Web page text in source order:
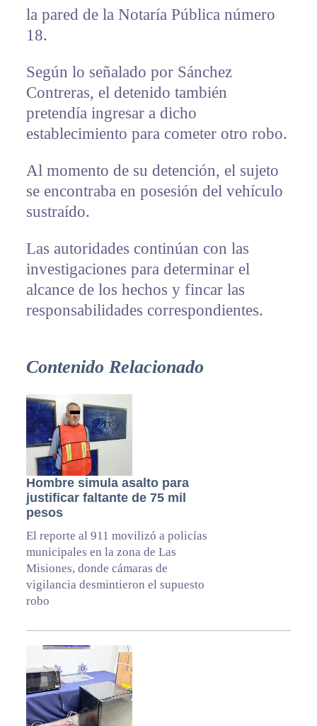
la pared de la Notaría Pública número
18.
Según lo señalado por Sánchez
Contreras, el detenido también
pretendía ingresar a dicho
establecimiento para cometer otro robo.
Al momento de su detención, el sujeto
se encontraba en posesión del vehículo
sustraído.
Las autoridades continúan con las
investigaciones para determinar el
alcance de los hechos y fincar las
responsabilidades correspondientes.
Contenido Relacionado
Hombre simula asalto para
justificar faltante de 75 mil
pesos
El reporte al 911 movilizó a policías
municipales en la zona de Las
Misiones, donde cámaras de
vigilancia desmintieron el supuesto
robo